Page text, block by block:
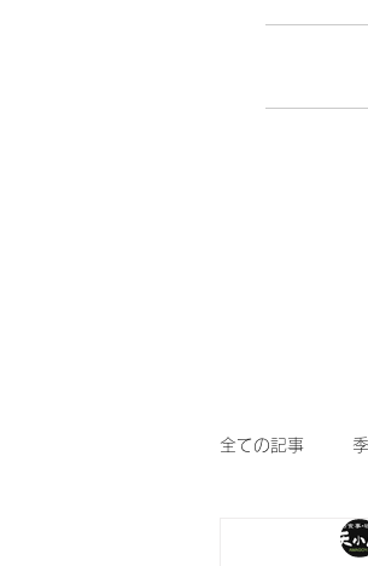
全ての記事
デッキワンコ